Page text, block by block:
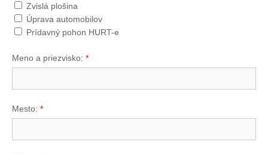
Zvislá plošina
Úprava automobilov
Prídavný pohon HURT-e
Meno a priezvisko: *
Mesto: *